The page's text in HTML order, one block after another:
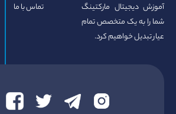
مارکتینگ
یک متخصص تمام
خواهیم کرد.
تماس با ما